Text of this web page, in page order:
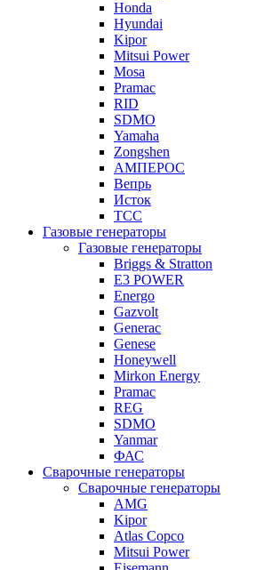
Honda
Hyundai
Kipor
Mitsui Power
Mosa
Pramac
RID
SDMO
Yamaha
Zongshen
АМПЕРОС
Вепрь
Исток
ТСС
Газовые генераторы
Газовые генераторы
Briggs & Stratton
E3 POWER
Energo
Gazvolt
Generac
Genese
Honeywell
Mirkon Energy
Pramac
REG
SDMO
Yanmar
ФАС
Сварочные генераторы
Сварочные генераторы
AMG
Kipor
Atlas Copco
Mitsui Power